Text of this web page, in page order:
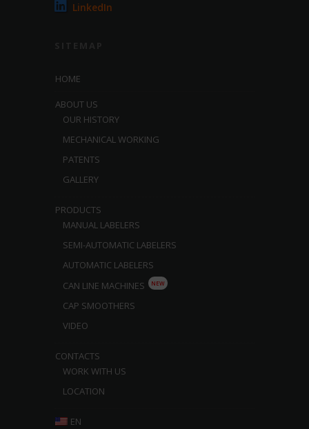
LinkedIn
HOME
ABOUT US
OUR HISTORY
MECHANICAL WORKING
PATENTS
GALLERY
PRODUCTS
MANUAL LABELERS
SEMI-AUTOMATIC LABELERS
AUTOMATIC LABELERS
CAN LINE MACHINES
NEW
CAP SMOOTHERS
VIDEO
CONTACTS
WORK WITH US
LOCATION
EN